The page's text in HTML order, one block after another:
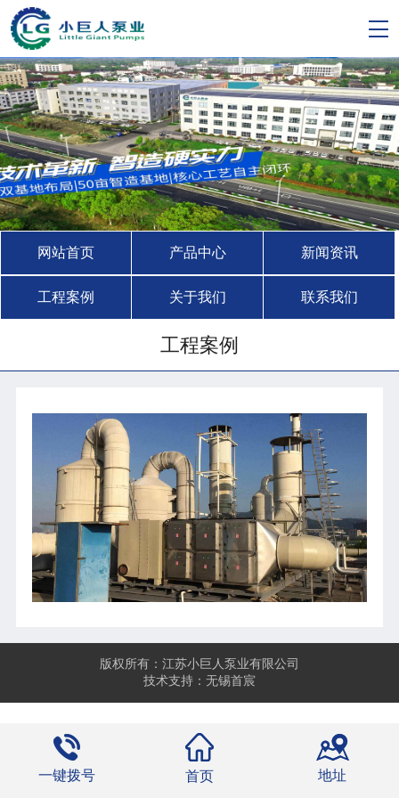
网站首页 产品中心 新闻资讯
工程案例 关于我们 联系我们
工程案例
版权所有：江苏小巨人泵业有限公司
技术支持：无锡首宸
一键拨号 首页 地址